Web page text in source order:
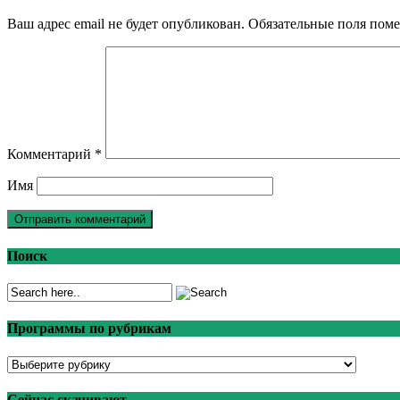
Ваш адрес email не будет опубликован. Обязательные поля
Комментарий *
Имя
Поиск
Программы по рубрикам
Программы
рубрикам